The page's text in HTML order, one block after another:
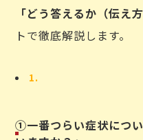
「どう答えるか（伝え
トで徹底解説します。
①一番つらい症状につ